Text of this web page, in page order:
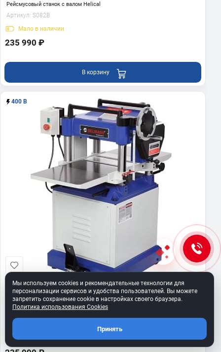
Рейсмусовый станок с валом Helical
Артикул: S082B
Мало в наличии
235 990 ₽
В корзину
400 В
BELMASH P380RBH (3 кВт, 400 В)
Малов наличии
Мы используем cookies и рекомендательные технологии для
персонализации сервисов и удобства пользователей. Вы можете
запретить сохранение cookie в настройках своего браузера.
Политика использования Cookies
Принять